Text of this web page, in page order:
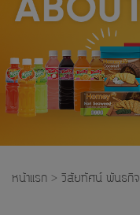
หน้าแรก > วิสัยทัศน์ พันธกิจ